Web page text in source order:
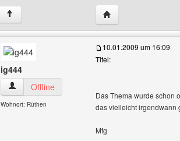
↑ Website dieses
ig444
ig444 Benutzer-Profile anzeigen
Offline
Wohnort: Rüthen
10.01.2009 um 16:09
Titel:
Das Thema wurde schon
das vielleicht irgendwann
Mfg